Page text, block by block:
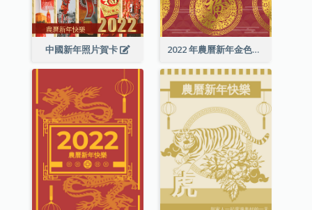
中國新年照片賀卡 2022 年農曆新年金色賀卡